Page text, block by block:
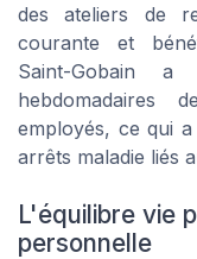
des ateliers de
courante et
Saint-Gobain
hebdomadaires
employés, ce qui
arrêts maladie liés
L'équilibre vie
personnelle